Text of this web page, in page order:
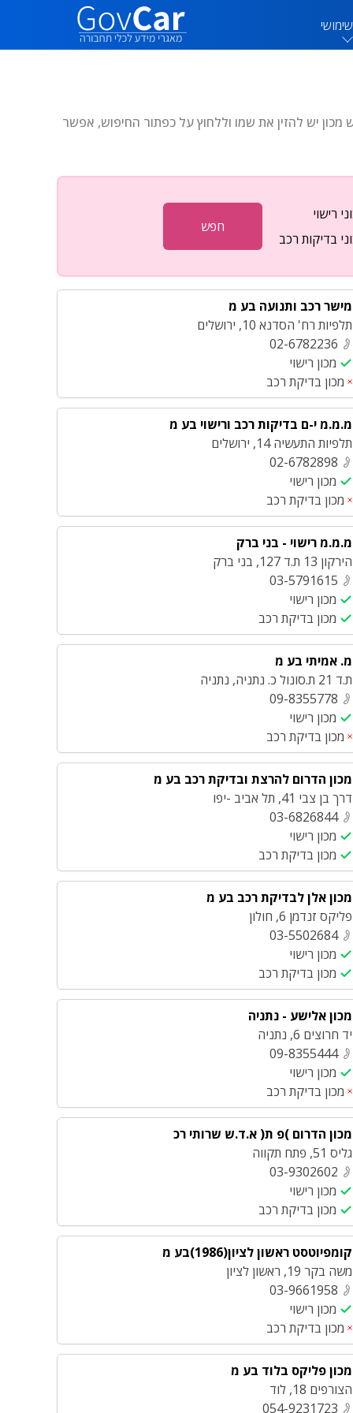
דלג לתוכן הראשי
מכון יש להזין את שמו וללחוץ על כפתור החיפוש, אפשר
רישוי
בדיקות רכב
חפש
מישר רכב ותנועה בע מ
תלפיות רח' הסדנא 10
, ירושלים
02-6782236
מכון רישוי
מכון בדיקת רכב
מ.מ.מ י-ם בדיקות רכב ורישוי בע מ
תלפיות התעשיה 14
, ירושלים
02-6782898
מכון רישוי
מכון בדיקת רכב
מ.מ.מ רישוי - בני ברק
הירקון 13 ת.ד 127
, בני ברק
03-5791615
מכון רישוי
מכון בדיקת רכב
מ. אמיתי בע מ
ת.ד 21 ת.סונול כ. נתניה
, נתניה
09-8355778
מכון רישוי
מכון בדיקת רכב
מכון הדרום להרצת ובדיקת רכב בע מ
דרך בן צבי 41
, תל אביב -יפו
03-6826844
מכון רישוי
מכון בדיקת רכב
מכון אלן לבדיקת רכב בע מ
פליקס זנדמן 6
, חולון
03-5502684
מכון רישוי
מכון בדיקת רכב
מכון אלישע - נתניה
יד חרוצים 6
, נתניה
09-8355444
מכון רישוי
מכון בדיקת רכב
מכון הדרום )פ ת( א.ד.ש שרותי רכ
גליס 51
, פתח תקווה
03-9302602
מכון רישוי
מכון בדיקת רכב
קומפיוטסט ראשון לציון(1986)בע מ
משה בקר 19
, ראשון לציון
03-9661958
מכון רישוי
מכון בדיקת רכב
מכון פליקס בלוד בע מ
הצורפים 18
, לוד
054-9231723